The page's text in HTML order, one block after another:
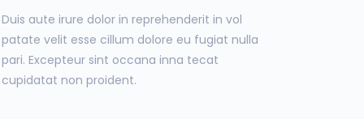
Duis aute irure dolor in reprehenderit in vol
patate velit esse cillum dolore eu fugiat nulla
pari. Excepteur sint occana inna tecat
cupidatat non proident.